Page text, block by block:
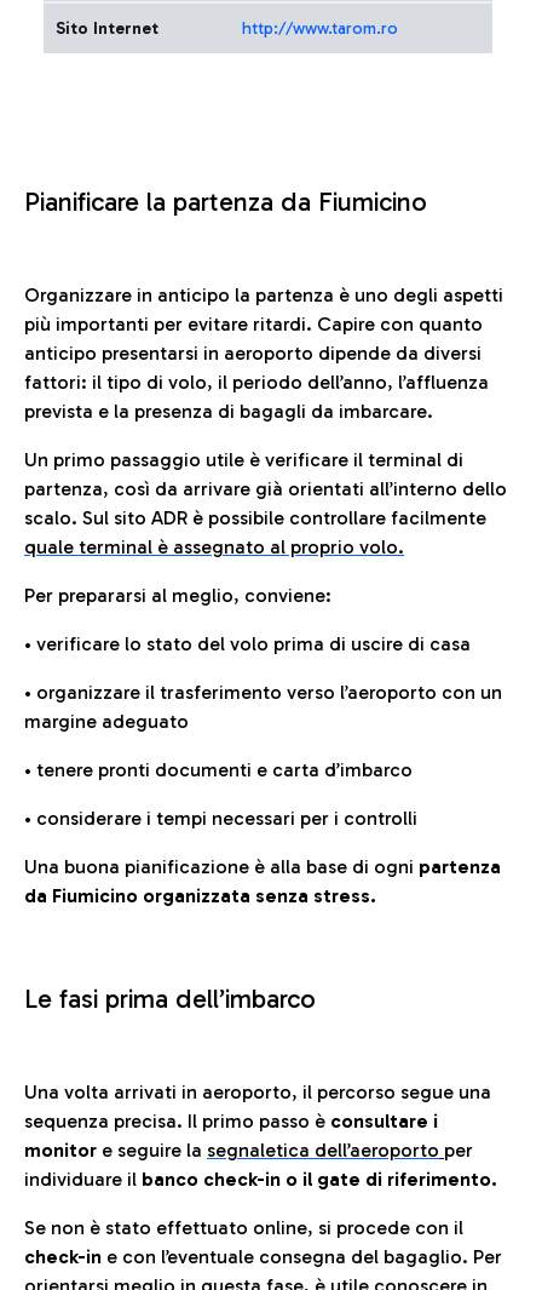
Sito Internet http://www.tarom.ro
Pianificare la partenza da Fiumicino
Organizzare in anticipo la partenza è uno degli aspetti
più importanti per evitare ritardi. Capire con quanto
anticipo presentarsi in aeroporto dipende da diversi
fattori: il tipo di volo, il periodo dell’anno, l’affluenza
prevista e la presenza di bagagli da imbarcare.
Un primo passaggio utile è verificare il terminal di
partenza, così da arrivare già orientati all’interno dello
scalo. Sul sito ADR è possibile controllare facilmente
quale terminal è assegnato al proprio volo.
Per prepararsi al meglio, conviene:
• verificare lo stato del volo prima di uscire di casa
• organizzare il trasferimento verso l’aeroporto con un
margine adeguato
• tenere pronti documenti e carta d’imbarco
• considerare i tempi necessari per i controlli
Una buona pianificazione è alla base di ogni partenza
da Fiumicino organizzata senza stress.
Le fasi prima dell’imbarco
Una volta arrivati in aeroporto, il percorso segue una
sequenza precisa. Il primo passo è consultare i
monitor e seguire la segnaletica dell’aeroporto per
individuare il banco check-in o il gate di riferimento.
Se non è stato effettuato online, si procede con il
check-in e con l’eventuale consegna del bagaglio. Per